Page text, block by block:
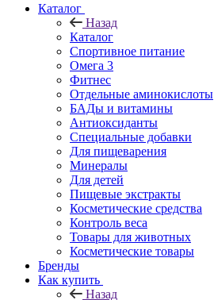
Каталог
Назад
Каталог
Спортивное питание
Омега 3
Фитнес
Отдельные аминокислоты
БАДы и витамины
Антиоксиданты
Специальные добавки
Для пищеварения
Минералы
Для детей
Пищевые экстракты
Косметические средства
Контроль веса
Товары для животных
Косметические товары
Бренды
Как купить
Назад